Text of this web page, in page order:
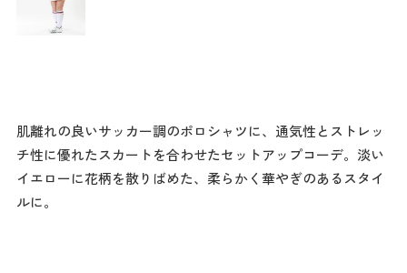
肌離れの良いサッカー調のポロシャツに、通気性とストレッ
チ性に優れたスカートを合わせたセットアップコーデ。淡い
イエローに花柄を散りばめた、柔らかく華やぎのあるスタイ
ルに。